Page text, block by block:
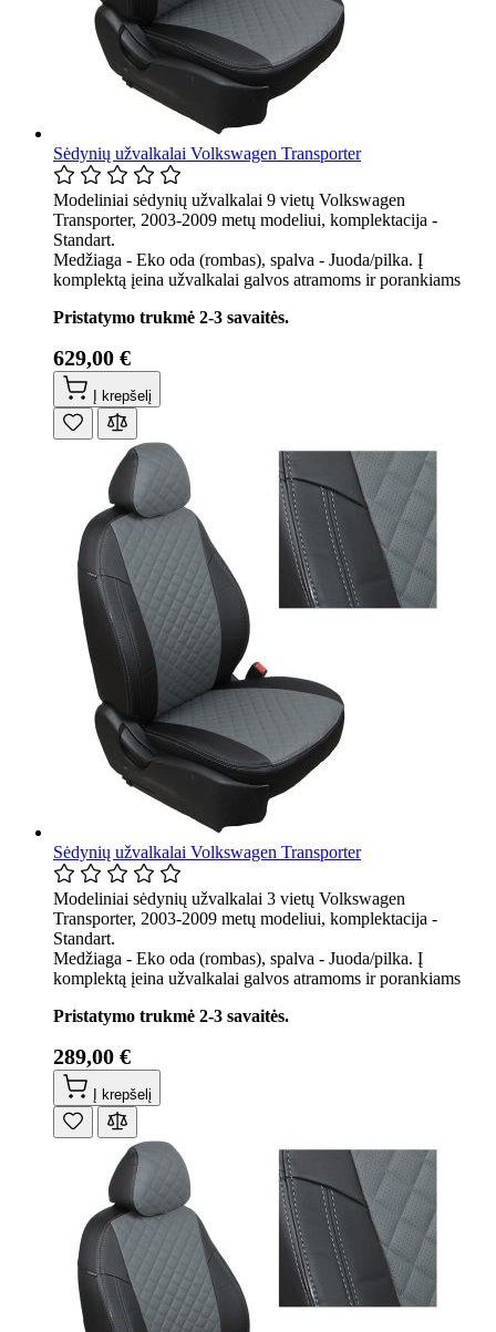
Sėdynių užvalkalai Volkswagen Transporter
Modeliniai sėdynių užvalkalai 9 vietų Volkswagen
Transporter, 2003-2009 metų modeliui, komplektacija -
Standart.
Medžiaga - Eko oda (rombas), spalva - Juoda/pilka. Į
komplektą įeina užvalkalai galvos atramoms ir porankiams
Pristatymo trukmė 2-3 savaitės.
629,00 €
Į krepšelį
Sėdynių užvalkalai Volkswagen Transporter
Modeliniai sėdynių užvalkalai 3 vietų Volkswagen
Transporter, 2003-2009 metų modeliui, komplektacija -
Standart.
Medžiaga - Eko oda (rombas), spalva - Juoda/pilka. Į
komplektą įeina užvalkalai galvos atramoms ir porankiams
Pristatymo trukmė 2-3 savaitės.
289,00 €
Į krepšelį